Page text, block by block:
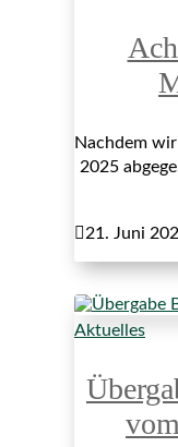
Nachdem
2025
21. Juni
Aktuelles